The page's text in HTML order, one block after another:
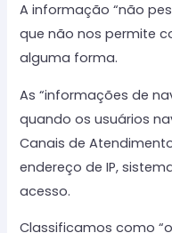
A informação “não
que não nos permite
alguma forma.
As “informações de
quando os usuários
Canais de
endereço de IP,
acesso.
Classificamos como